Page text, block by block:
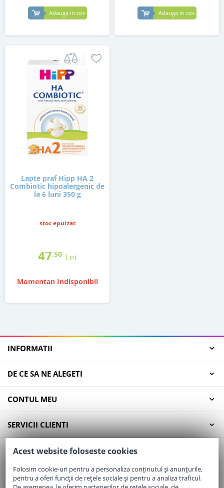
Adauga in cos Adauga in cos
Lapte praf Hipp HA 2
Combiotic hipoalergenic de
la 6 luni 350 g
stoc epuizat
47,50 Lei
Momentan Indisponibil
INFORMATII
DE CE SA NE ALEGETI
CONTUL MEU
SERVICII CLIENTI
CONTACT
Email:office@elaptepraf.ro
Acest website foloseste cookies
Folosim cookie-uri pentru a personaliza conținutul și anunțurile,
pentru a oferi funcții de rețele sociale și pentru a analiza traficul.